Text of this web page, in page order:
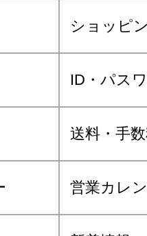
ショッピ
ID・パス
送料・手
営業カレ